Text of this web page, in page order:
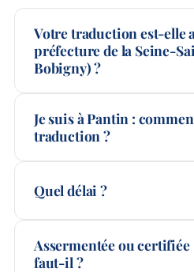
Votre traduction est-elle
préfecture de la Seine-
Bobigny) ?
Je suis à Pantin :
traduction ?
Quel délai ?
Assermentée ou certifiée
faut-il ?